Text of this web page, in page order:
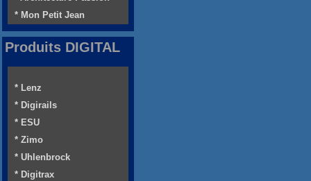
* Mon Petit Jean
Produits DIGITAL
* Lenz
* Digirails
* ESU
* Zimo
* Uhlenbrock
* Digitrax